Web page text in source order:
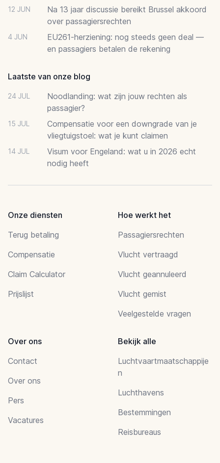
12 JUN
Na 13 jaar discussie bereikt Brussel akkoord
over passagiersrechten
4 JUN
EU261-herziening: nog steeds geen deal —
en passagiers betalen de rekening
Laatste van onze blog
24 JUL
Noodlanding: wat zijn jouw rechten als
passagier?
15 JUL
Compensatie voor een downgrade van je
vliegtuigstoel: wat je kunt claimen
14 JUL
Visum voor Engeland: wat u in 2026 echt
nodig heeft
Onze diensten
Terug betaling
Compensatie
Claim Calculator
Prijslijst
Hoe werkt het
Passagiersrechten
Vlucht vertraagd
Vlucht geannuleerd
Vlucht gemist
Veelgestelde vragen
Over ons
Contact
Over ons
Pers
Vacatures
Bekijk alle
Luchtvaartmaatschappije
n
Luchthavens
Bestemmingen
Reisbureaus